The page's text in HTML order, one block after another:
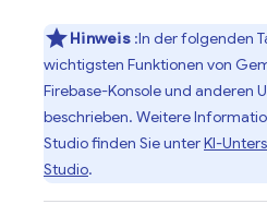
Hinweis:In der folgenden
wichtigsten Funktionen von
Firebase-Konsole und anderen
beschrieben. Weitere
Studiofinden Sie unterKI-
Studio.